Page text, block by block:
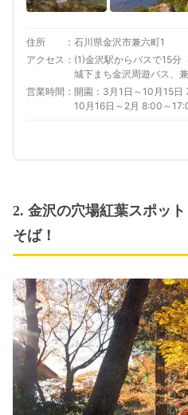
住所
石川県金沢市兼六町1
アクセス
(1)金沢駅からバスで15分
城下まち金沢周遊バス、兼六
園下・金沢城バス停から徒歩で3
ら車で10分 (3)武蔵ヶ辻・近江町バス停からバ
営業時間
開園：3月1日～10月15日
10月16日～2月 8:00～
2. 金沢の穴場紅葉スポッ
そば！